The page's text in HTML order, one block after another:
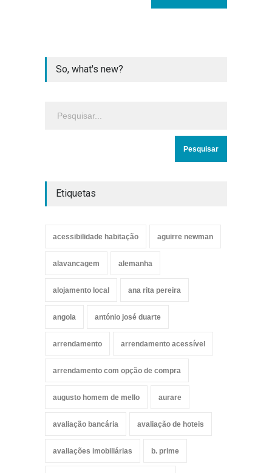
So, what's new?
Etiquetas
acessibilidade habitação aguirre newman
alavancagem alemanha
alojamento local ana rita pereira
angola antónio josé duarte
arrendamento arrendamento acessível
arrendamento com opção de compra
augusto homem de mello aurare
avaliação bancária avaliação de hoteis
avaliações imobiliárias b. prime